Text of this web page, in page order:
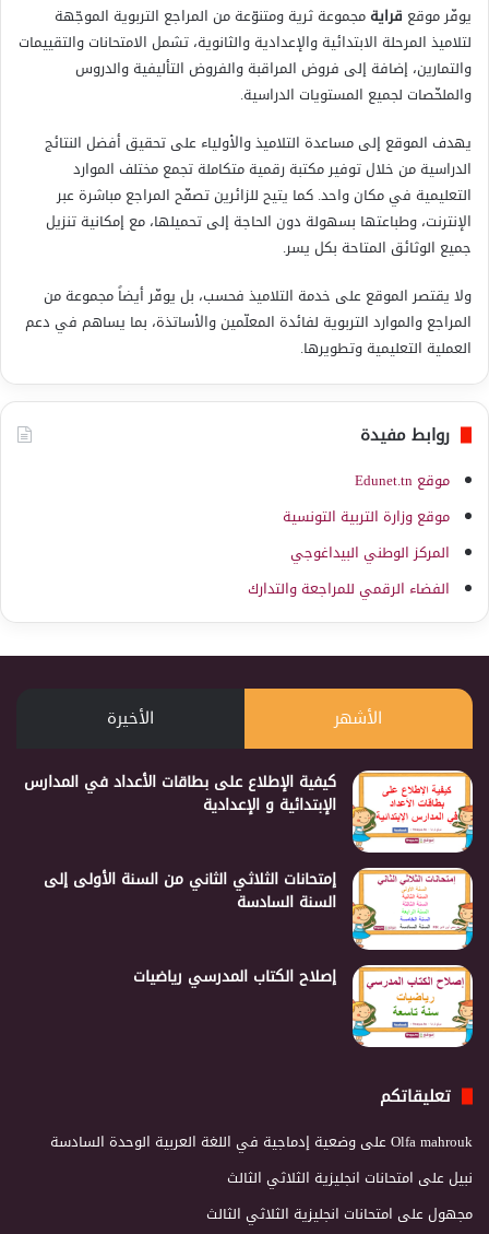
يوفّر موقع قرايةمجموعة ثرية ومتنوّعة من المراجع التربوية الموجّهة
لتلاميذ المرحلة الابتدائية والإعدادية والثانوية، تشمل الامتحانات والتقييمات
والتمارين، إضافة إلى فروض المراقبة والفروض التأليفية والدروس
والملخّصات لجميع المستويات الدراسية.
يهدف الموقع إلى مساعدة التلاميذ والأولياء على تحقيق أفضل النتائج
الدراسية من خلال توفير مكتبة رقمية متكاملة تجمع مختلف الموارد
التعليمية في مكان واحد. كما يتيح للزائرين تصفّح المراجع مباشرة عبر
الإنترنت، وطباعتها بسهولة دون الحاجة إلى تحميلها، مع إمكانية تنزيل
جميع الوثائق المتاحة بكل يسر.
ولا يقتصر الموقع على خدمة التلاميذ فحسب، بل يوفّر أيضاً مجموعة من
المراجع والموارد التربوية لفائدة المعلّمين والأساتذة، بما يساهم في دعم
العملية التعليمية وتطويرها.
روابط مفيدة
موقع Edunet.tn
موقع وزارة التربية التونسية
المركز الوطني البيداغوجي
الفضاء الرقمي للمراجعة والتدارك
الأشهر الأخيرة
كيفية الإطلاع على بطاقات الأعداد في المدارس
الإبتدائية و الإعدادية
إمتحانات الثلاثي الثاني من السنة الأولى إلى
السنة السادسة
إصلاح الكتاب المدرسي رياضيات
تعليقاتكم
Olfa mahroukعلى وضعية إدماجية في اللغة العربية الوحدة السادسة
نبيلعلى امتحانات انجليزية الثلاثي الثالث
مجهولعلى امتحانات انجليزية الثلاثي الثالث